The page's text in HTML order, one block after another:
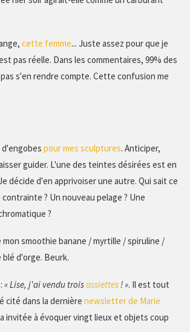
cette femme... Juste assez pour que je
pas réelle. Dans les commentaires, 99% des
s'en rendre compte. Cette confusion me
d'engobes pour mes sculptures. Anticiper,
guider. L'une des teintes désirées est en
décide d'en apprivoiser une autre. Qui sait ce
? Un nouveau pelage ? Une
?
mon smoothie banane / myrtille / spiruline /
d'orge. Beurk.
« Lise, j'ai vendu troisassiettes! ». Il est tout
cité dans la dernière newsletter de Marie
invitée à évoquer vingt lieux et objets coup